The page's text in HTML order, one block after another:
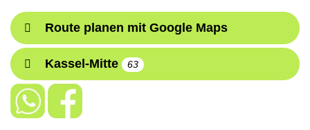
Route planen mit Google Maps
Kassel-Mitte 63